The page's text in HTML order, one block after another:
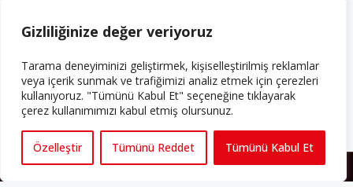
Gizliliğinize değer veriyoruz
Tarama deneyiminizi geliştirmek, kişiselleştirilmiş reklamlar
veya içerik sunmak ve trafiğimizi analiz etmek için çerezleri
kullanıyoruz. "Tümünü Kabul Et" seçeneğine tıklayarak
çerez kullanımımızı kabul etmiş olursunuz.
Özelleştir Tümünü Reddet Tümünü Kabul Et
ABONE OLUN
Her ay Perspektif dergisini edinmek için
abone olabilirsiniz!
Abonelik
HAKKIMIZDA